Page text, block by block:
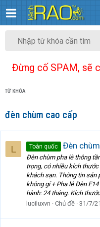
Đừng cố SPAM, sẽ
TỪ KHÓA
đèn chùm cao cấp
L Toàn quốc Đèn
Đèn chùm pha lê thông
trọng, có nhiều kích
khách sạn. Thông tin sản
không gỉ + Pha lê Đèn
hành: 24 tháng. Kích
luciluxvn
Chủ đề 31/7/21